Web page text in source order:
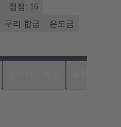
접점: 16
구리 합금 은도금